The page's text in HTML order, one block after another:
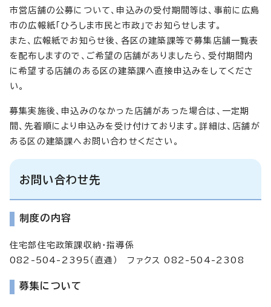
市営店舗の公募について、申込みの受付期間等は、事前に広島
市の広報紙「ひろしま市民と市政」でお知らせします。
また、広報紙でお知らせ後、各区の建築課等で募集店舗一覧表
を配布しますので、ご希望の店舗がありましたら、受付期間内
に希望する店舗のある区の建築課へ直接申込みをしてくださ
い。
募集実施後、申込みのなかった店舗があった場合は、一定期
間、先着順により申込みを受け付けております。詳細は、店舗が
ある区の建築課へお問い合わせください。
お問い合わせ先
制度の内容
住宅部住宅政策課収納・指導係
082-504-2395（直通） ファクス 082-504-2308
募集について